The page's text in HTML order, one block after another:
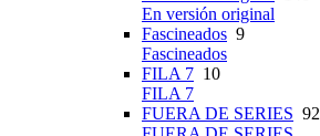
En versión original
Fascineados 9
Fascineados
FILA 7 10
FILA 7
FUERA DE SERIES 92